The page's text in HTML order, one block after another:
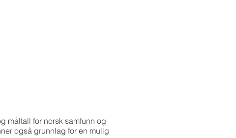
måltall for norsk samfunn og
også grunnlag for en mulig